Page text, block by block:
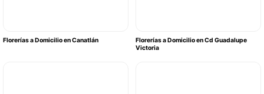
Florerías a Domicilio en Canatlán
Florerías a Domicilio en Cd Guadalupe
Victoria